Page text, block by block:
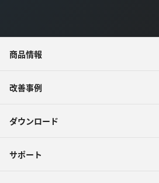
商品情報
改善事例
ダウンロード
サポート